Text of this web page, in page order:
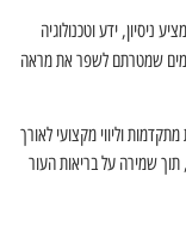
ניסיון, ידע וטכנולוגיה
שמטרתם לשפר את מראה
וליווי מקצועי לאורך
שמירה על בריאות העור